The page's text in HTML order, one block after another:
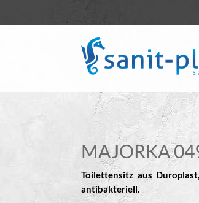
MAJORKA
Toilettensitz aus
antibakteriell.